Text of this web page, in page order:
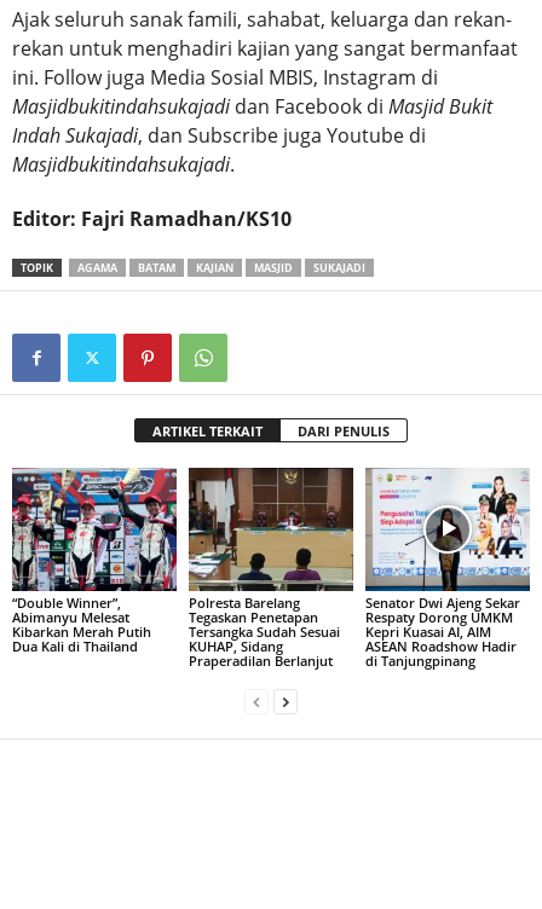
Ajak seluruh sanak famili, sahabat, keluarga dan rekan-
rekan untuk menghadiri kajian yang sangat bermanfaat
ini. Follow juga Media Sosial MBIS, Instagram di
Masjidbukitindahsukajadidan Facebook di Masjid Bukit
Indah Sukajadi, dan Subscribe juga Youtube di
Masjidbukitindahsukajadi.
Editor: Fajri Ramadhan/KS10
TOPIK AGAMA BATAM KAJIAN MASJID SUKAJADI
ARTIKEL TERKAIT DARI PENULIS
“Double Winner”,
Abimanyu Melesat
Kibarkan Merah Putih
Dua Kali di Thailand
Polresta Barelang
Tegaskan Penetapan
Tersangka Sudah Sesuai
KUHAP, Sidang
Praperadilan Berlanjut
Senator Dwi Ajeng Sekar
Respaty Dorong UMKM
Kepri Kuasai AI, AIM
ASEAN Roadshow Hadir
di Tanjungpinang